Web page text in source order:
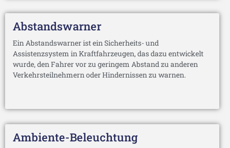
Abstandswarner
Ein Abstandswarner ist ein Sicherheits- und
Assistenzsystem in Kraftfahrzeugen, das dazu entwickelt
wurde, den Fahrer vor zu geringem Abstand zu anderen
Verkehrsteilnehmern oder Hindernissen zu warnen.
Ambiente-Beleuchtung